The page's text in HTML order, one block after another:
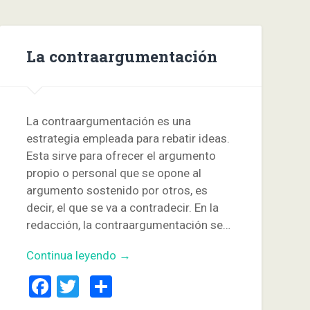
La contraargumentación
La contraargumentación es una
estrategia empleada para rebatir ideas.
Esta sirve para ofrecer el argumento
propio o personal que se opone al
argumento sostenido por otros, es
decir, el que se va a contradecir. En la
redacción, la contraargumentación se…
Continua leyendo →
Facebook
Twitter